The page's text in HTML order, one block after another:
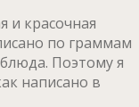
и красочная
по граммам
Поэтому я
написано в